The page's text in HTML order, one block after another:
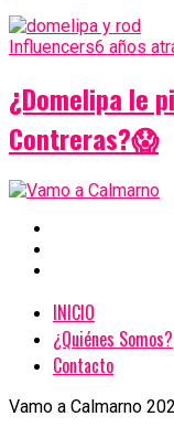
Influencers6 años
¿Domelipa le
Contreras?😱
INICIO
¿Quiénes Somos?
Contacto
Vamo a Calmarno